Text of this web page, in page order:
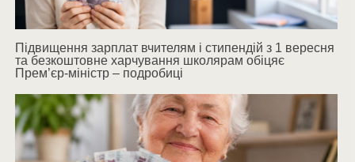
Підвищення зарплат вчителям і стипендій з 1 вересня
та безкоштовне харчування школярам обіцяє
Прем’єр-міністр – подробиці